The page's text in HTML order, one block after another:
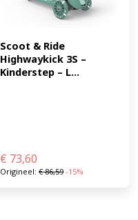
Scoot & Ride
Highwaykick 3S –
Kinderstep – L...
€ 73,60
Origineel: €86,59 -15%